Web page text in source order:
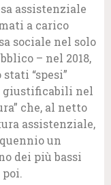
assistenziale
a carico
sociale nel solo
– nel 2018,
“spesi”
giustificabili nel
che, al netto
assistenziale,
un
dei più bassi